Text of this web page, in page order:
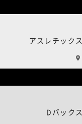
アスレチックス
Dバックス